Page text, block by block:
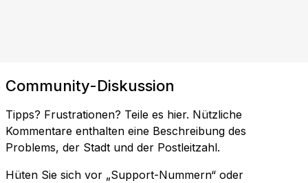
Community-Diskussion
Tipps? Frustrationen? Teile es hier. Nützliche
Kommentare enthalten eine Beschreibung des
Problems, der Stadt und der Postleitzahl.
Hüten Sie sich vor „Support-Nummern“ oder